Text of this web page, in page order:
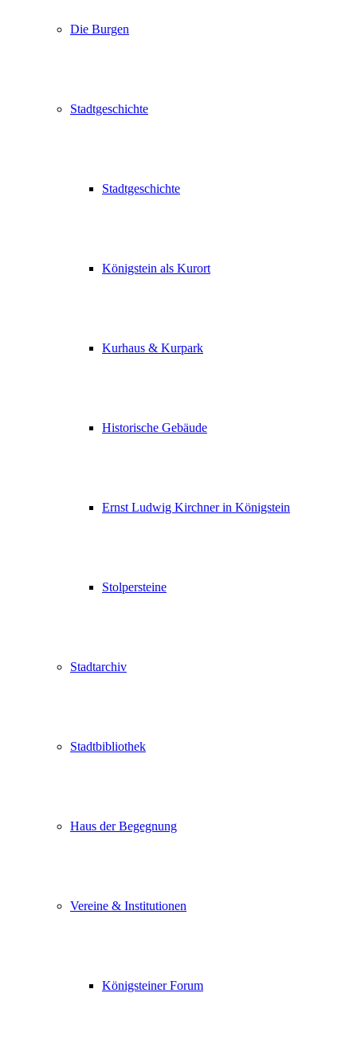
Die Burgen
Stadtgeschichte
Stadtgeschichte
Königstein als Kurort
Kurhaus & Kurpark
Historische Gebäude
Ernst Ludwig Kirchner in Königstein
Stolpersteine
Stadtarchiv
Stadtbibliothek
Haus der Begegnung
Vereine & Institutionen
Königsteiner Forum